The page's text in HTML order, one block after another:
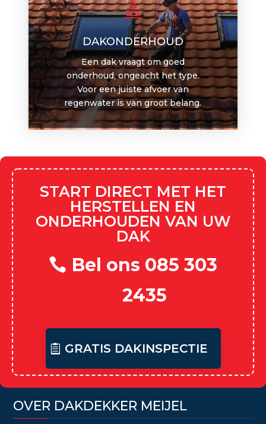

DAKONDERHOUD
Een dak vraagt om goed
onderhoud, ongeacht het type.
Voor een juiste afvoer van
regenwater is van groot belang.
START DIRECT MET HET
HERSTELLEN EN
ONDERHOUDEN VAN UW
DAK
Bel ons 085 303
2435
GRATIS DAKINSPECTIE
OVER DAKDEKKER MEIJEL